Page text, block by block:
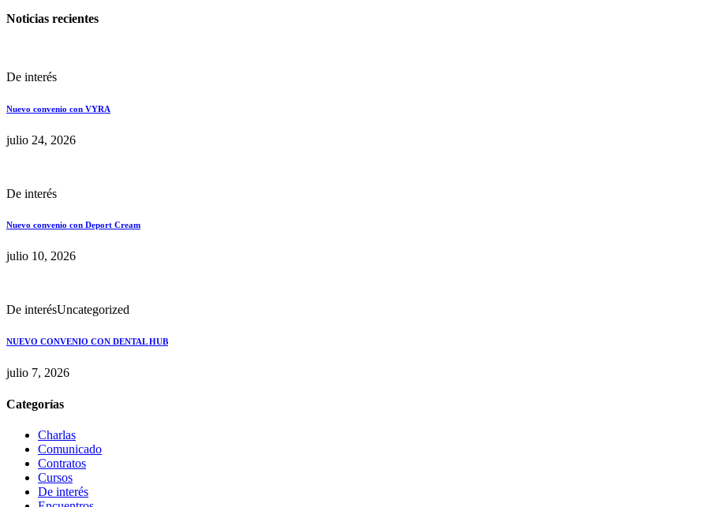
Noticias recientes
De interés
Nuevo convenio con VYRA
julio 24, 2026
De interés
Nuevo convenio con Deport Cream
julio 10, 2026
De interésUncategorized
NUEVO CONVENIO CON DENTAL HUB
julio 7, 2026
Categorías
Charlas
Comunicado
Contratos
Cursos
De interés